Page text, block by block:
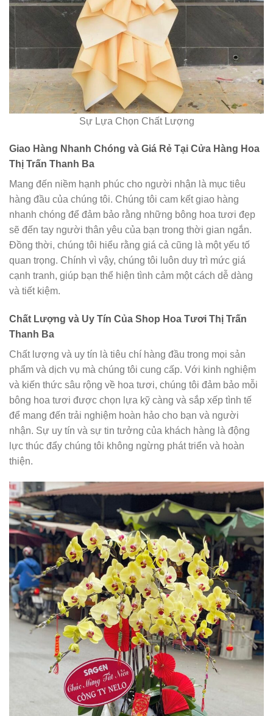
Sự Lựa Chọn Chất Lượng
Giao Hàng Nhanh Chóng và Giá Rẻ Tại Cửa Hàng Hoa
Thị Trấn Thanh Ba
Mang đến niềm hạnh phúc cho người nhận là mục tiêu
hàng đầu của chúng tôi. Chúng tôi cam kết giao hàng
nhanh chóng để đảm bảo rằng những bông hoa tươi đẹp
sẽ đến tay người thân yêu của bạn trong thời gian ngắn.
Đồng thời, chúng tôi hiểu rằng giá cả cũng là một yếu tố
quan trọng. Chính vì vậy, chúng tôi luôn duy trì mức giá
cạnh tranh, giúp bạn thể hiện tình cảm một cách dễ dàng
và tiết kiệm.
Chất Lượng và Uy Tín Của Shop Hoa Tươi Thị Trấn
Thanh Ba
Chất lượng và uy tín là tiêu chí hàng đầu trong mọi sản
phẩm và dịch vụ mà chúng tôi cung cấp. Với kinh nghiệm
và kiến thức sâu rộng về hoa tươi, chúng tôi đảm bảo mỗi
bông hoa tươi được chọn lựa kỹ càng và sắp xếp tình tế
để mang đến trải nghiệm hoàn hảo cho bạn và người
nhận. Sự uy tín và sự tin tưởng của khách hàng là động
lực thúc đẩy chúng tôi không ngừng phát triển và hoàn
thiện.